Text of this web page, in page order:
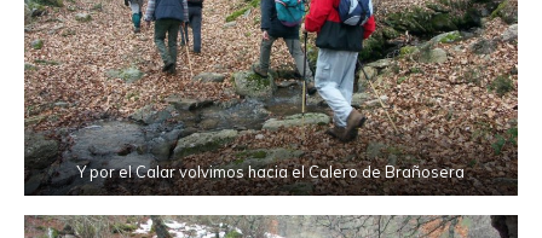
Y por el Calar volvimos hacia el Calero de Brañosera